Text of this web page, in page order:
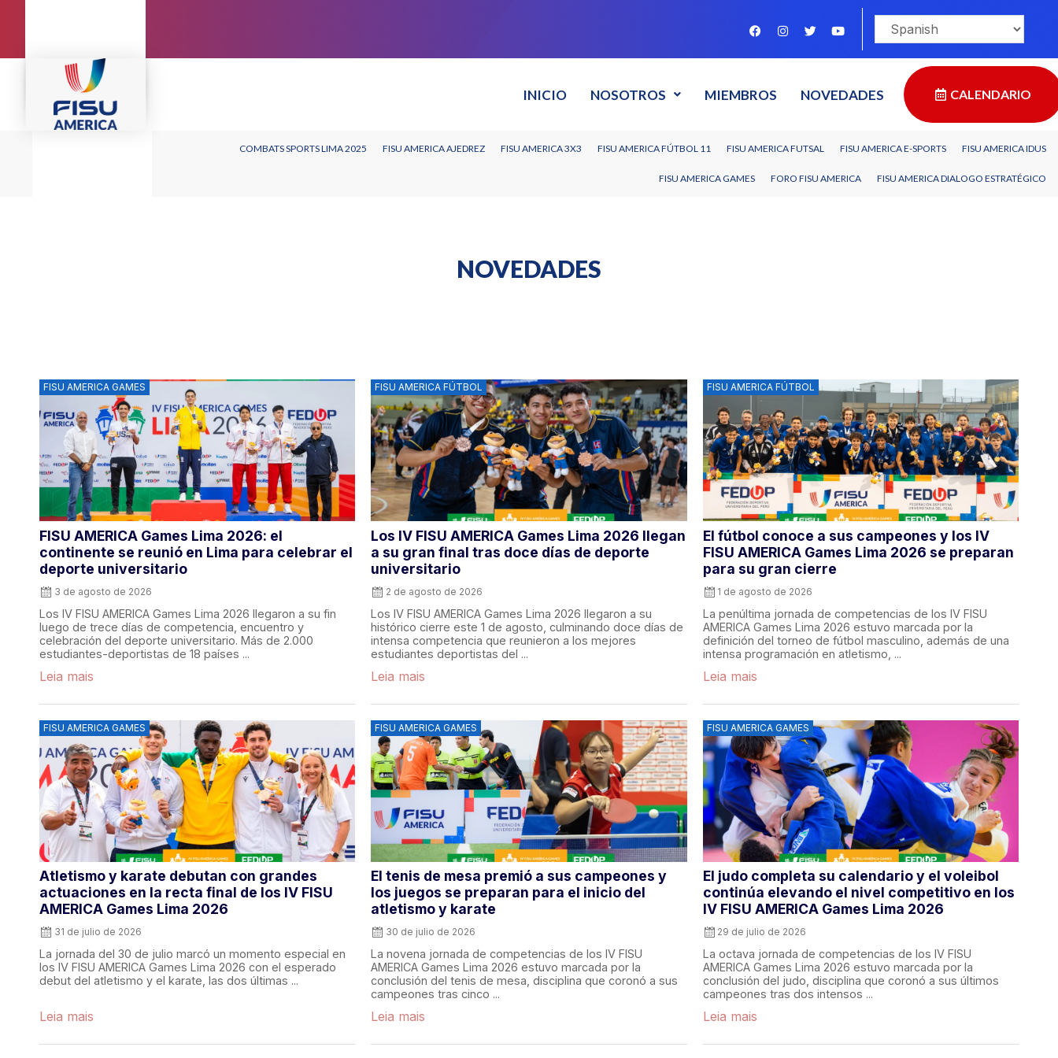
INICIO NOSOTROS MIEMBROS NOVEDADES CALENDARIO
COMBATS SPORTS LIMA 2025 FISU AMERICA AJEDREZ FISU AMERICA 3X3 FISU AMERICA FÚTBOL 11 FISU AMERICA FUTSAL FISU AMERICA E-SPORTS FISU AMERICA IDUS
FISU AMERICA GAMES FORO FISU AMERICA FISU AMERICA DIALOGO ESTRATÉGICO
NOVEDADES
FISU AMERICA GAMES
FISU AMERICA Games Lima 2026: el
continente se reunió en Lima para celebrar el
deporte universitario
3 de agosto de 2026
Los IV FISU AMERICA Games Lima 2026 llegaron a su fin
luego de trece días de competencia, encuentro y
celebración del deporte universitario. Más de 2.000
estudiantes-deportistas de 18 países ...
Leia mais
FISU AMERICA FÚTBOL
Los IV FISU AMERICA Games Lima 2026 llegan
a su gran final tras doce días de deporte
universitario
2 de agosto de 2026
Los IV FISU AMERICA Games Lima 2026 llegaron a su
histórico cierre este 1 de agosto, culminando doce días de
intensa competencia que reunieron a los mejores
estudiantes deportistas del ...
Leia mais
FISU AMERICA FÚTBOL
El fútbol conoce a sus campeones y los IV
FISU AMERICA Games Lima 2026 se preparan
para su gran cierre
1 de agosto de 2026
La penúltima jornada de competencias de los IV FISU
AMERICA Games Lima 2026 estuvo marcada por la
definición del torneo de fútbol masculino, además de una
intensa programación en atletismo, ...
Leia mais
FISU AMERICA GAMES
Atletismo y karate debutan con grandes
actuaciones en la recta final de los IV FISU
AMERICA Games Lima 2026
31 de julio de 2026
La jornada del 30 de julio marcó un momento especial en
los IV FISU AMERICA Games Lima 2026 con el esperado
debut del atletismo y el karate, las dos últimas ...
Leia mais
FISU AMERICA GAMES
El tenis de mesa premió a sus campeones y
los juegos se preparan para el inicio del
atletismo y karate
30 de julio de 2026
La novena jornada de competencias de los IV FISU
AMERICA Games Lima 2026 estuvo marcada por la
conclusión del tenis de mesa, disciplina que coronó a sus
campeones tras cinco ...
Leia mais
FISU AMERICA GAMES
El judo completa su calendario y el voleibol
continúa elevando el nivel competitivo en los
IV FISU AMERICA Games Lima 2026
29 de julio de 2026
La octava jornada de competencias de los IV FISU
AMERICA Games Lima 2026 estuvo marcada por la
conclusión del judo, disciplina que coronó a sus últimos
campeones tras dos intensos ...
Leia mais